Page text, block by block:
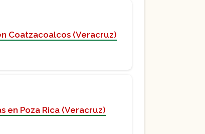
Coatzacoalcos (Veracruz)
en Poza Rica (Veracruz)